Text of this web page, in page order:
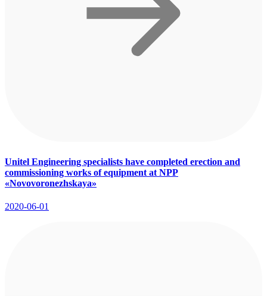
Unitel Engineering specialists have completed erection and
commissioning works of equipment at NPP
«Novovoronezhskaya»
2020-06-01